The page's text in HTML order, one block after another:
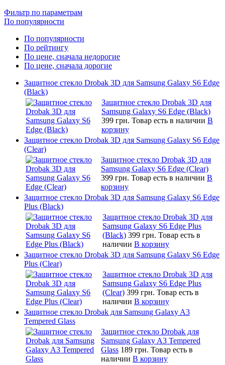
Фильтр по параметрам
По популярности
По популярности
По рейтингу
По цене, сначала недорогие
По цене, сначала дорогие
Защитное стекло Drobak 3D для Samsung Galaxy S6 Edge
(Black)
Защитное стекло Drobak 3D для
Samsung Galaxy S6 Edge (Black)
399 грн. Товар есть в наличии В
корзину
Защитное стекло Drobak 3D для Samsung Galaxy S6 Edge
(Clear)
Защитное стекло Drobak 3D для
Samsung Galaxy S6 Edge (Clear)
399 грн. Товар есть в наличии В
корзину
Защитное стекло Drobak 3D для Samsung Galaxy S6 Edge
Plus (Black)
Защитное стекло Drobak 3D для
Samsung Galaxy S6 Edge Plus
(Black) 399 грн. Товар есть в
наличии В корзину
Защитное стекло Drobak 3D для Samsung Galaxy S6 Edge
Plus (Clear)
Защитное стекло Drobak 3D для
Samsung Galaxy S6 Edge Plus
(Clear) 399 грн. Товар есть в
наличии В корзину
Защитное стекло Drobak для Samsung Galaxy A3
Tempered Glass
Защитное стекло Drobak для
Samsung Galaxy A3 Tempered
Glass 189 грн. Товар есть в
наличии В корзину